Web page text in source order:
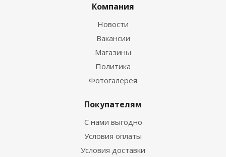
Компания
Новости
Вакансии
Магазины
Политика
Фотогалерея
Покупателям
С нами выгодно
Условия оплаты
Условия доставки